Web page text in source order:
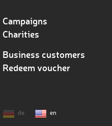
Campaigns
Charities
Business customers
Redeem voucher
de en